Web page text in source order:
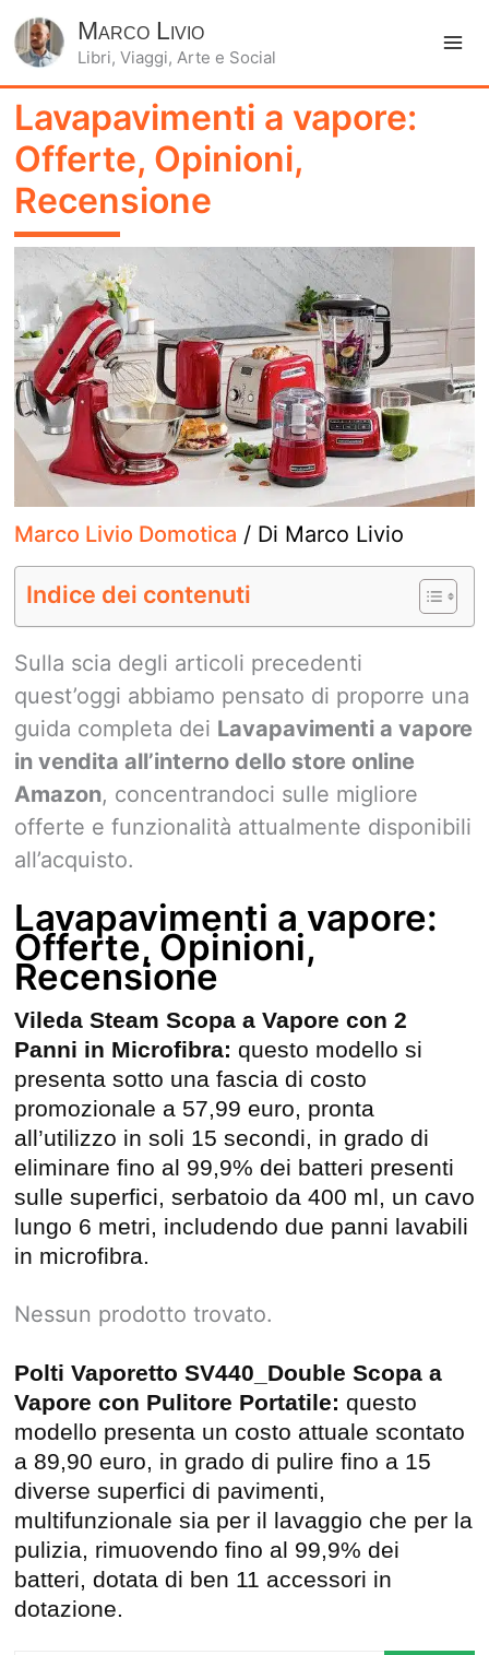
Marco Livio
Libri, Viaggi, Arte e Social
Lavapavimenti a vapore:
Offerte, Opinioni,
Recensione
Marco Livio Domotica / Di Marco Livio
Indice dei contenuti
Sulla scia degli articoli precedenti
quest’oggi abbiamo pensato di proporre una
guida completa dei Lavapavimenti a vapore
in vendita all’interno dello store online
Amazon, concentrandoci sulle migliore
offerte e funzionalità attualmente disponibili
all’acquisto.
Lavapavimenti a vapore:
Offerte, Opinioni,
Recensione
Vileda Steam Scopa a Vapore con 2
Panni in Microfibra: questo modello si
presenta sotto una fascia di costo
promozionale a 57,99 euro, pronta
all’utilizzo in soli 15 secondi, in grado di
eliminare fino al 99,9% dei batteri presenti
sulle superfici, serbatoio da 400 ml, un cavo
lungo 6 metri, includendo due panni lavabili
in microfibra.
Nessun prodotto trovato.
Polti Vaporetto SV440_Double Scopa a
Vapore con Pulitore Portatile: questo
modello presenta un costo attuale scontato
a 89,90 euro, in grado di pulire fino a 15
diverse superfici di pavimenti,
multifunzionale sia per il lavaggio che per la
pulizia, rimuovendo fino al 99,9% dei
batteri, dotata di ben 11 accessori in
dotazione.